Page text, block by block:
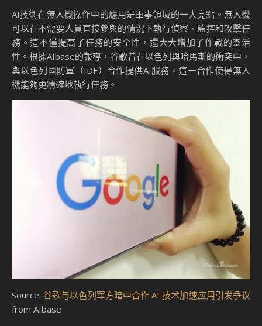
AI技術在無人機操作中的應用是軍事領域的一大亮點。無人機
可以在不需要人員直接參與的情況下執行偵察、監控和攻擊任
務。這不僅提高了任務的安全性，還大大增加了作戰的靈活
性。根據AIbase的報導，谷歌曾在以色列與哈馬斯的衝突中，
與以色列國防軍（IDF）合作提供AI服務，這一合作使得無人
機能夠更精確地執行任務。
Source: 谷歌与以色列军方暗中合作 AI 技术加速应用引发争议
from AIbase